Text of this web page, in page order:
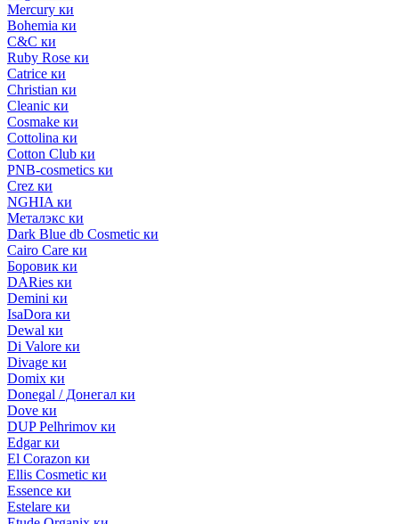
Mercury ки
Bohemia ки
C&C ки
Ruby Rose ки
Catrice ки
Christian ки
Cleanic ки
Cosmake ки
Cottolina ки
Cotton Club ки
PNB-cosmetics ки
Crez ки
NGHIA ки
Металэкс ки
Dark Blue db Cosmetic ки
Cairo Care ки
Боровик ки
DARies ки
Demini ки
IsaDora ки
Dewal ки
Di Valore ки
Divage ки
Domix ки
Donegal / Донегал ки
Dove ки
DUP Pelhrimov ки
Edgar ки
El Corazon ки
Ellis Cosmetic ки
Essence ки
Estelare ки